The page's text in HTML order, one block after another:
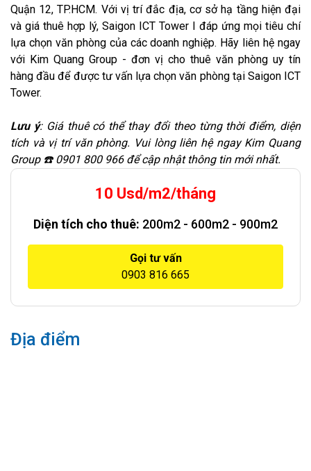
Quận 12, TP.HCM. Với vị trí đắc địa, cơ sở hạ tầng hiện đại
và giá thuê hợp lý, Saigon ICT Tower I đáp ứng mọi tiêu chí
lựa chọn văn phòng của các doanh nghiệp. Hãy liên hệ ngay
với Kim Quang Group - đơn vị cho thuê văn phòng uy tín
hàng đầu để được tư vấn lựa chọn văn phòng tại Saigon ICT
Tower.
Lưu ý: Giá thuê có thể thay đổi theo từng thời điểm, diện
tích và vị trí văn phòng. Vui lòng liên hệ ngay Kim Quang
Group ☎️ 0901 800 966 để cập nhật thông tin mới nhất.
10 Usd/m2/tháng
Diện tích cho thuê: 200m2 - 600m2 - 900m2
Gọi tư vấn
0903 816 665
Địa điểm